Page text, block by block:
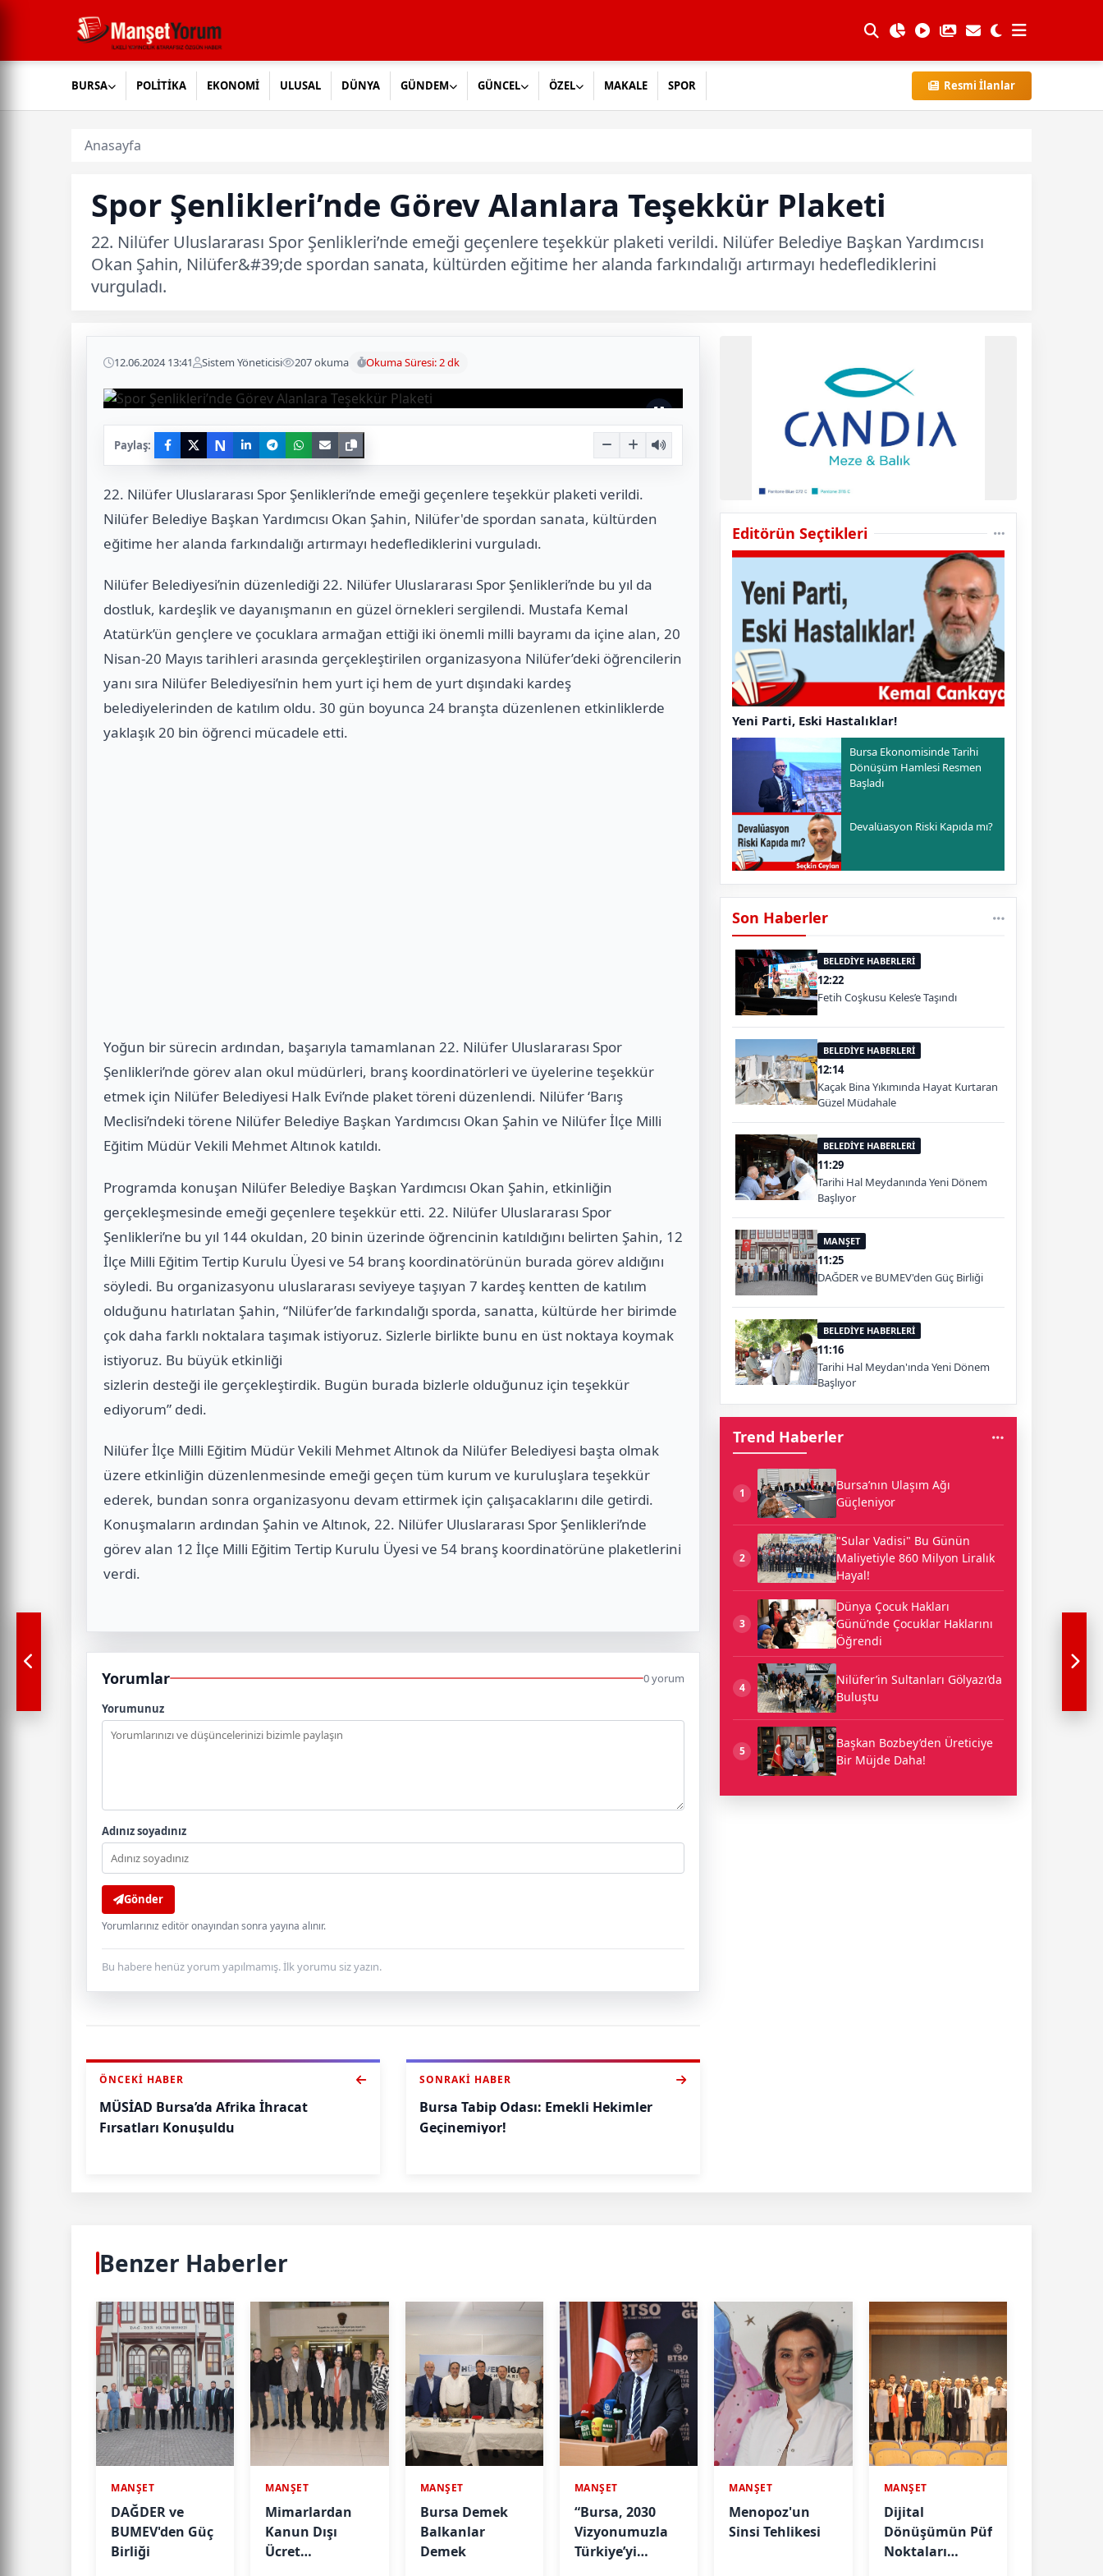
BURSA POLİTİKA EKONOMİ ULUSAL DÜNYA GÜNDEM GÜNCEL ÖZEL MAKALE SPOR Resmi İlanlar
Anasayfa
Spor Şenlikleri’nde Görev Alanlara Teşekkür Plaketi
22. Nilüfer Uluslararası Spor Şenlikleri’nde emeği geçenlere teşekkür plaketi verildi. Nilüfer Belediye Başkan Yardımcısı
Okan Şahin, Nilüfer&#39;de spordan sanata, kültürden eğitime her alanda farkındalığı artırmayı hedeflediklerini
vurguladı.
12.06.2024 13:41 Sistem Yöneticisi 207 okuma Okuma Süresi: 2 dk
Paylaş: N
22. Nilüfer Uluslararası Spor Şenlikleri’nde emeği geçenlere teşekkür plaketi verildi.
Nilüfer Belediye Başkan Yardımcısı Okan Şahin, Nilüfer'de spordan sanata, kültürden
eğitime her alanda farkındalığı artırmayı hedeflediklerini vurguladı.
Nilüfer Belediyesi’nin düzenlediği 22. Nilüfer Uluslararası Spor Şenlikleri’nde bu yıl da
dostluk, kardeşlik ve dayanışmanın en güzel örnekleri sergilendi. Mustafa Kemal
Atatürk’ün gençlere ve çocuklara armağan ettiği iki önemli milli bayramı da içine alan, 20
Nisan-20 Mayıs tarihleri arasında gerçekleştirilen organizasyona Nilüfer’deki öğrencilerin
yanı sıra Nilüfer Belediyesi’nin hem yurt içi hem de yurt dışındaki kardeş
belediyelerinden de katılım oldu. 30 gün boyunca 24 branşta düzenlenen etkinliklerde
yaklaşık 20 bin öğrenci mücadele etti.
Yoğun bir sürecin ardından, başarıyla tamamlanan 22. Nilüfer Uluslararası Spor
Şenlikleri’nde görev alan okul müdürleri, branş koordinatörleri ve üyelerine teşekkür
etmek için Nilüfer Belediyesi Halk Evi’nde plaket töreni düzenlendi. Nilüfer ‘Barış
Meclisi’ndeki törene Nilüfer Belediye Başkan Yardımcısı Okan Şahin ve Nilüfer İlçe Milli
Eğitim Müdür Vekili Mehmet Altınok katıldı.
Programda konuşan Nilüfer Belediye Başkan Yardımcısı Okan Şahin, etkinliğin
gerçekleşmesinde emeği geçenlere teşekkür etti. 22. Nilüfer Uluslararası Spor
Şenlikleri’ne bu yıl 144 okuldan, 20 binin üzerinde öğrencinin katıldığını belirten Şahin, 12
İlçe Milli Eğitim Tertip Kurulu Üyesi ve 54 branş koordinatörünün burada görev aldığını
söyledi. Bu organizasyonu uluslararası seviyeye taşıyan 7 kardeş kentten de katılım
olduğunu hatırlatan Şahin, “Nilüfer’de farkındalığı sporda, sanatta, kültürde her birimde
çok daha farklı noktalara taşımak istiyoruz. Sizlerle birlikte bunu en üst noktaya koymak
istiyoruz. Bu büyük etkinliği
sizlerin desteği ile gerçekleştirdik. Bugün burada bizlerle olduğunuz için teşekkür
ediyorum” dedi.
Nilüfer İlçe Milli Eğitim Müdür Vekili Mehmet Altınok da Nilüfer Belediyesi başta olmak
üzere etkinliğin düzenlenmesinde emeği geçen tüm kurum ve kuruluşlara teşekkür
ederek, bundan sonra organizasyonu devam ettirmek için çalışacaklarını dile getirdi.
Konuşmaların ardından Şahin ve Altınok, 22. Nilüfer Uluslararası Spor Şenlikleri’nde
görev alan 12 İlçe Milli Eğitim Tertip Kurulu Üyesi ve 54 branş koordinatörüne plaketlerini
verdi.
Yorumlar 0 yorum
Yorumunuz
Adınız soyadınız
Gönder
Yorumlarınız editör onayından sonra yayına alınır.
Bu habere henüz yorum yapılmamış. İlk yorumu siz yazın.
ÖNCEKI HABER
MÜSİAD Bursa’da Afrika İhracat
Fırsatları Konuşuldu
SONRAKI HABER
Bursa Tabip Odası: Emekli Hekimler
Geçinemiyor!
Editörün Seçtikleri
Yeni Parti, Eski Hastalıklar!
Bursa Ekonomisinde Tarihi
Dönüşüm Hamlesi Resmen
Başladı
Devalüasyon Riski Kapıda mı?
Son Haberler
BELEDİYE HABERLERİ
12:22
Fetih Coşkusu Keles’e Taşındı
BELEDİYE HABERLERİ
12:14
Kaçak Bina Yıkımında Hayat Kurtaran
Güzel Müdahale
BELEDİYE HABERLERİ
11:29
Tarihi Hal Meydanında Yeni Dönem
Başlıyor
MANŞET
11:25
DAĞDER ve BUMEV'den Güç Birliği
BELEDİYE HABERLERİ
11:16
Tarihi Hal Meydan'ında Yeni Dönem
Başlıyor
Trend Haberler
1
Bursa’nın Ulaşım Ağı
Güçleniyor
2
"Sular Vadisi" Bu Günün
Maliyetiyle 860 Milyon Liralık
Hayal!
3
Dünya Çocuk Hakları
Günü’nde Çocuklar Haklarını
Öğrendi
4
Nilüfer’in Sultanları Gölyazı’da
Buluştu
5
Başkan Bozbey’den Üreticiye
Bir Müjde Daha!
Benzer Haberler
MANŞET
DAĞDER ve
BUMEV'den Güç
Birliği
MANŞET
Mimarlardan
Kanun Dışı
Ücret
MANŞET
Bursa Demek
Balkanlar
Demek
MANŞET
“Bursa, 2030
Vizyonumuzla
Türkiye’yi
MANŞET
Menopoz'un
Sinsi Tehlikesi
MANŞET
Dijital
Dönüşümün Püf
Noktaları